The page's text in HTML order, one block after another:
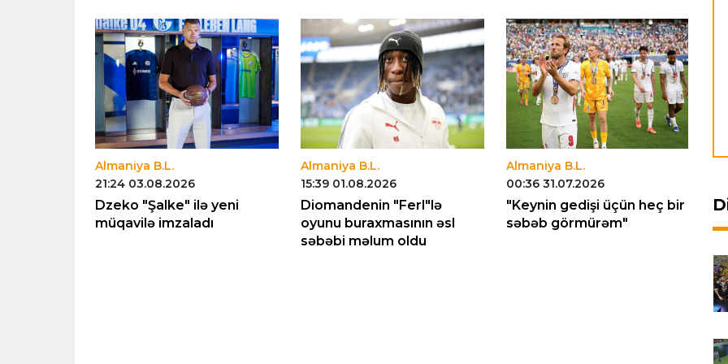
Almaniya B.L.
21:24 03.08.2026
Dzeko "Şalke" ilə yeni
müqavilə imzaladı
Almaniya B.L.
15:39 01.08.2026
Diomandenin "Ferl"lə
oyunu buraxmasının əsl
səbəbi məlum oldu
Almaniya B.L.
00:36 31.07.2026
"Keynin gedişi üçün heç bir
səbəb görmürəm"